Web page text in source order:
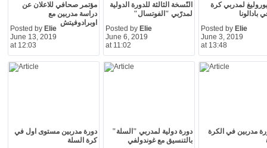
مؤتمر صحافي للاعلان عن
دراسة مدربين مع
اوبرادوفيتش
Posted by Elie
June 13, 2019
at 12:03
النّسخة الثالثة للدورة الدولية
لمدرّبي "الفوتسال"
Posted by Elie
June 6, 2019
at 11:02
لمدربي كرة
بادالونا
Posted by Elie
June 3, 2019
at 13:48
دورة مدربين مستوى اول في
كرة السلة
دورة دولية لمدربي "السلة"
بالتنسيق مع غوندولفي
مدربين في الكرة